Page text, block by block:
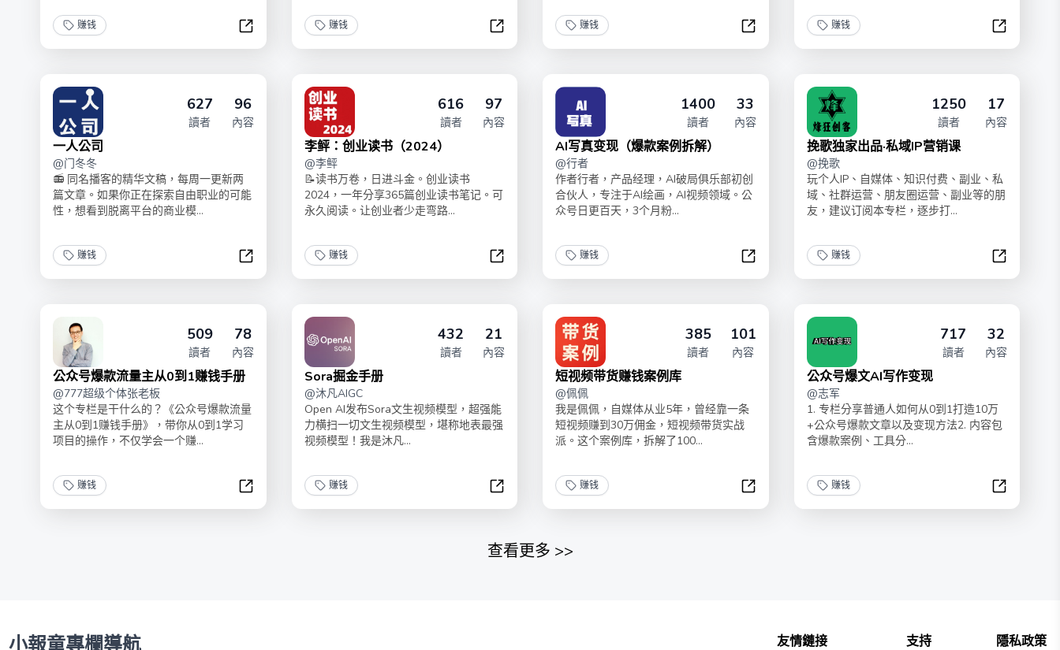
赚钱
公务员项目复盘手册
赚钱
公众号爆款案例库
赚钱
搞钱信息差
赚钱
200条赚钱
627
讀者
96
內容
一人公司
@门冬冬
📻 同名播客的精华文稿，每周一更新两
篇文章。如果你正在探索自由职业的可能
性，想看到脱离平台的商业模...
赚钱
一人公司
616
讀者
97
內容
李鲆：创业读书（2024）
@李鲆
📝读书万卷，日进斗金。创业读书
2024，一年分享365篇创业读书笔记。可
永久阅读。让创业者少走弯路...
赚钱
李鲆：创业读书（2024）
1400
讀者
33
內容
AI写真变现（爆款案例拆解）
@行者
作者行者，产品经理，AI破局俱乐部初创
合伙人，专注于AI绘画，AI视频领域。公
众号日更百天，3个月粉...
赚钱
AI写真变现（爆款案例拆解）
1250
讀者
17
內容
挽歌独家出品·私域IP营销课
@挽歌
玩个人IP、自媒体、知识付费、副业、私
域、社群运营、朋友圈运营、副业等的朋
友，建议订阅本专栏，逐步打...
赚钱
挽歌独家
509
讀者
78
內容
公众号爆款流量主从0到1赚钱手册
@777超级个体张老板
这个专栏是干什么的？《公众号爆款流量
主从0到1赚钱手册》，带你从0到1学习
项目的操作，不仅学会一个赚...
赚钱
公众号爆款流量主从0到1赚钱手册
432
讀者
21
內容
Sora掘金手册
@沐凡AIGC
Open AI发布Sora文生视频模型，超强能
力横扫一切文生视频模型，堪称地表最强
视频模型！我是沐凡...
赚钱
Sora掘金手册
385
讀者
101
內容
短视频带货赚钱案例库
@佩佩
我是佩佩，自媒体从业5年，曾经靠一条
短视频赚到30万佣金，短视频带货实战
派。这个案例库，拆解了100...
赚钱
短视频带货赚钱案例库
717
讀者
32
內容
公众号爆文AI写作变现
@志军
1. 专栏分享普通人如何从0到1打造10万
+公众号爆款文章以及变现方法2. 内容包
含爆款案例、工具分...
赚钱
公众号爆
查看更多 >>
小報童專欄導航 友情鏈接 支持 隱私政策